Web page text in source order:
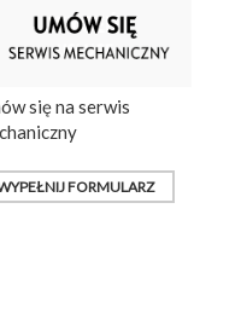
się na serwis
FORMULARZ